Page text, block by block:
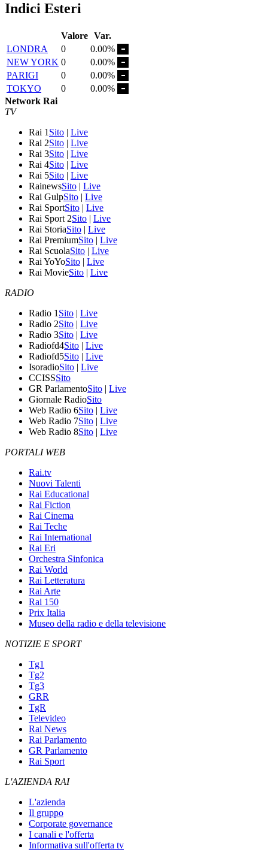
Indici Esteri
Valore Var.
LONDRA
0
0.00%
NEW YORK 0
0.00%
PARIGI
0
0.00%
TOKYO
0
0.00%
Network Rai
TV
Rai 1 Sito | Live
Rai 2Sito | Live
Rai 3Sito | Live
Rai 4Sito | Live
Rai 5Sito | Live
RainewsSito | Live
Rai GulpSito | Live
Rai SportSito | Live
Rai Sport 2Sito | Live
Rai StoriaSito | Live
Rai PremiumSito | Live
Rai ScuolaSito | Live
Rai YoYoSito | Live
Rai MovieSito | Live
RADIO
Radio 1 Sito | Live
Radio 2Sito | Live
Radio 3Sito | Live
Radiofd4Sito | Live
Radiofd5Sito | Live
IsoradioSito | Live
CCISSSito
GR ParlamentoSito | Live
Giornale RadioSito
Web Radio 6Sito | Live
Web Radio 7Sito | Live
Web Radio 8Sito | Live
PORTALI WEB
Rai.tv
Nuovi Talenti
Rai Educational
Rai Fiction
Rai Cinema
Rai Teche
Rai International
Rai Eri
Orchestra Sinfonica
Rai World
Rai Letteratura
Rai Arte
Rai 150
Prix Italia
Museo della radio e della televisione
NOTIZIE E SPORT
Tg1
Tg2
Tg3
GRR
TgR
Televideo
Rai News
Rai Parlamento
GR Parlamento
Rai Sport
L'AZIENDA RAI
L'azienda
Il gruppo
Corporate governance
I canali e l'offerta
Informativa sull'offerta tv